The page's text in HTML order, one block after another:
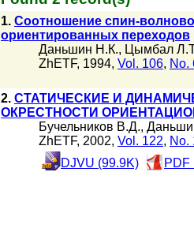
1. Соотношение спин-
ориентированных переходов
Даньшин Н.К., Цымбал
ZhETF, 1994, Vol. 106, No.
2. СТАТИЧЕСКИЕ И
ОКРЕСТНОСТИ
Бучельников В.Д.,
ZhETF, 2002, Vol. 122, No.
DJVU (99.9K)
PDF